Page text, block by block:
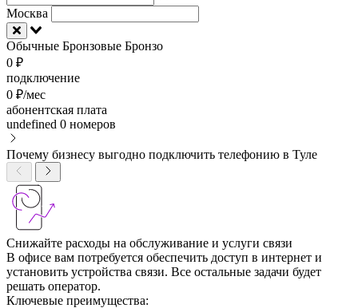
Москва
Обычные Бронзовые Бронзо
0 ₽
подключение
0 ₽/мес
абонентская плата
undefined 0 номеров
Почему бизнесу выгодно подключить телефонию в Туле
Снижайте расходы на обслуживание и услуги связи
В офисе вам потребуется обеспечить доступ в интернет и
установить устройства связи. Все остальные задачи будет
решать оператор.
Ключевые преимущества: